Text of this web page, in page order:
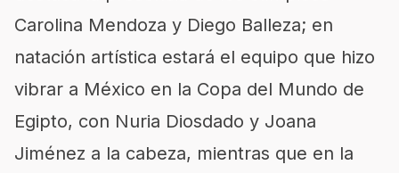
Carolina Mendoza y Diego Balleza; en
natación artística estará el equipo que hizo
vibrar a México en la Copa del Mundo de
Egipto, con Nuria Diosdado y Joana
Jiménez a la cabeza, mientras que en la